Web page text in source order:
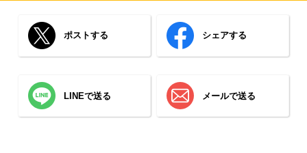
ポストする シェアする
LINEで送る メールで送る